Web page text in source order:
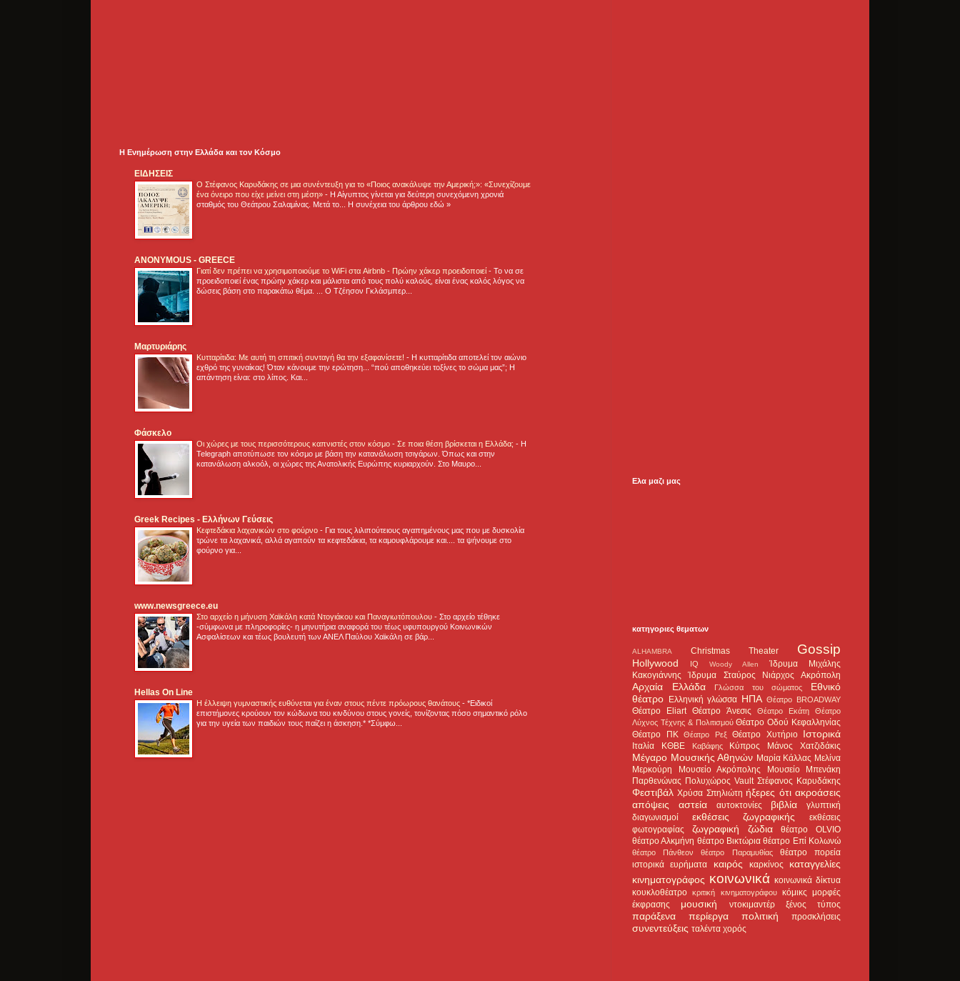
Η Ενημέρωση στην Ελλάδα και τoν Κόσμο
ΕΙΔΗΣΕΙΣ
Ο Στέφανος Καρυδάκης σε μια συνέντευξη για το «Ποιος ανακάλυψε την Αμερική;»: «Συνεχίζουμε
ένα όνειρο που είχε μείνει στη μέση» - Η Αίγυπτος γίνεται για δεύτερη συνεχόμενη χρονιά
σταθμός του Θεάτρου Σαλαμίνας. Μετά το... Η συνέχεια του άρθρου εδώ »
ANONYMOUS - GREECE
Γιατί δεν πρέπει να χρησιμοποιούμε το WiFi στα Airbnb - Πρώην χάκερ προειδοποιεί- Το να σε
προειδοποιεί ένας πρώην χάκερ και μάλιστα από τους πολύ καλούς, είναι ένας καλός λόγος να
δώσεις βάση στο παρακάτω θέμα. ... Ο Τζέησον Γκλάσμπερ...
Μαρτυριάρης
Κυτταρίτιδα: Με αυτή τη σπιτική συνταγή θα την εξαφανίσετε! - H κυτταρίτιδα αποτελεί τον αιώνιο
εχθρό της γυναίκας! Όταν κάνουμε την ερώτηση... “πού αποθηκεύει τοξίνες το σώμα μας”; Η
απάντηση είναι: στο λίπος. Και...
Φάσκελο
Οι χώρες με τους περισσότερους καπνιστές στον κόσμο - Σε ποια θέση βρίσκεται η Ελλάδα; - Η
Telegraph αποτύπωσε τον κόσμο με βάση την κατανάλωση τσιγάρων. Όπως και στην
κατανάλωση αλκοόλ, οι χώρες της Ανατολικής Ευρώπης κυριαρχούν. Στο Μαυρο...
Greek Recipes - Ελλήνων Γεύσεις
Κεφτεδάκια λαχανικών στο φούρνο - Για τους λιλιπούτειους αγαπημένους μας που με δυσκολία
τρώνε τα λαχανικά, αλλά αγαπούν τα κεφτεδάκια, τα καμουφλάρουμε και.... τα ψήνουμε στο
φούρνο για...
www.newsgreece.eu
Στο αρχείο η μήνυση Χαϊκάλη κατά Ντογιάκου και Παναγιωτόπουλου - Στο αρχείο τέθηκε
-σύμφωνα με πληροφορίες- η μηνυτήρια αναφορά του τέως υφυπουργού Κοινωνικών
Ασφαλίσεων και τέως βουλευτή των ΑΝΕΛ Παύλου Χαϊκάλη σε βάρ...
Hellas On Line
Η έλλειψη γυμναστικής ευθύνεται για έναν στους πέντε πρόωρους θανάτους - *Ειδικοί
επιστήμονες κρούουν τον κώδωνα του κινδύνου στους γονείς, τονίζοντας πόσο σημαντικό ρόλο
για την υγεία των παιδιών τους παίζει η άσκηση.* *Σύμφω...
Ελα μαζι μας
κατηγοριες θεματων
ALHAMBRA Christmas Theater Gossip
Hollywood IQ Woody Allen
Ίδρυμα Μιχάλης
Κακογιάννης
Ίδρυμα Σταύρος Νιάρχος Ακρόπολη
Αρχαία Ελλάδα Γλώσσα του σώματος
Εθνικό
θέατρο Ελληνική γλώσσα ΗΠΑ Θέατρο BROADWAY
Θέατρο Eliart Θέατρο Άνεσις Θέατρο Εκάτη
Θέατρο
Λύχνος Τέχνης & Πολιτισμού Θέατρο Οδού Κεφαλληνίας
Θέατρο ΠΚ
Θέατρο Ρεξ Θέατρο Χυτήριο Ιστορικά
Ιταλία ΚΘΒΕ Καβάφης Κύπρος Μάνος Χατζιδάκις
Μέγαρο Μουσικής Αθηνών Μαρία Κάλλας Μελίνα
Μερκούρη
Μουσείο Ακρόπολης
Μουσείο Μπενάκη
Παρθενώνας Πολυχώρος Vault Στέφανος Καρυδάκης
Φεστιβάλ Χρύσα Σπηλιώτη ήξερες ότι ακροάσεις
απόψεις
αστεία αυτοκτονίες βιβλία
γλυπτική
διαγωνισμοί
εκθέσεις ζωγραφικής
εκθέσεις
φωτογραφίας
ζωγραφική ζώδια
θέατρο OLVIO
θέατρο Αλκμήνη θέατρο Βικτώρια θέατρο Επί Κολωνώ
θέατρο Πάνθεον θέατρο Παραμυθίας
θέατρο πορεία
ιστορικά ευρήματα
καιρός καρκίνος
καταγγελίες
κινηματογράφος κοινωνικά κοινωνικά δίκτυα
κουκλοθέατρο
κριτική κινηματογράφου κόμικς μορφές
έκφρασης
μουσική ντοκιμαντέρ ξένος τύπος
παράξενα περίεργα πολιτική προσκλήσεις
συνεντεύξεις ταλέντα χορός